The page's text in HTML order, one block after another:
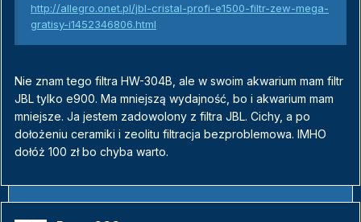
http://allegro.onet.pl/jbl-cristal-profi-e1500-filtr-zew-mega-
gratisy-i1452346806.html
Nie znam tego filtra HW-304B, ale w swoim akwarium mam filtr
JBL tylko e900. Ma mniejszą wydajność, bo i akwarium mam
mniejsze. Ja jestem zadowolony z filtra JBL. Cichy, a po
dołożeniu ceramiki i zeolitu filtracja bezproblemowa. IMHO
dołóż 100 zł bo chyba warto.